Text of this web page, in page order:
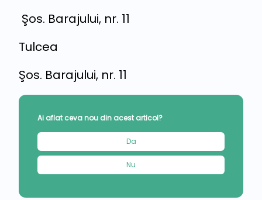
Şos. Barajului, nr. 11
Tulcea
Şos. Barajului, nr. 11
Ai aflat ceva nou din acest articol?
Da
Nu